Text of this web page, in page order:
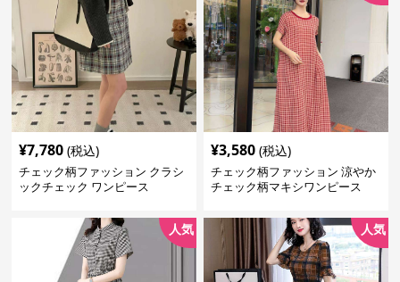
¥7,780 (税込)
チェック柄ファッション クラシ
ックチェック ワンピース
¥3,580 (税込)
チェック柄ファッション 涼やか
チェック柄マキシワンピース
人気 人気